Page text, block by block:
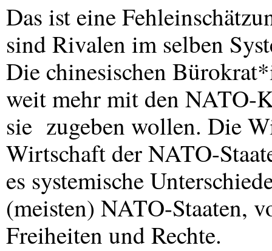
Das ist eine
sind Rivalen im selben
Die chinesischen
weit mehr mit den NATO-
sie zugeben wollen. Die
Wirtschaft derNATO-
es systemische
(meisten) NATO-Staaten,
Freiheiten und Rechte.